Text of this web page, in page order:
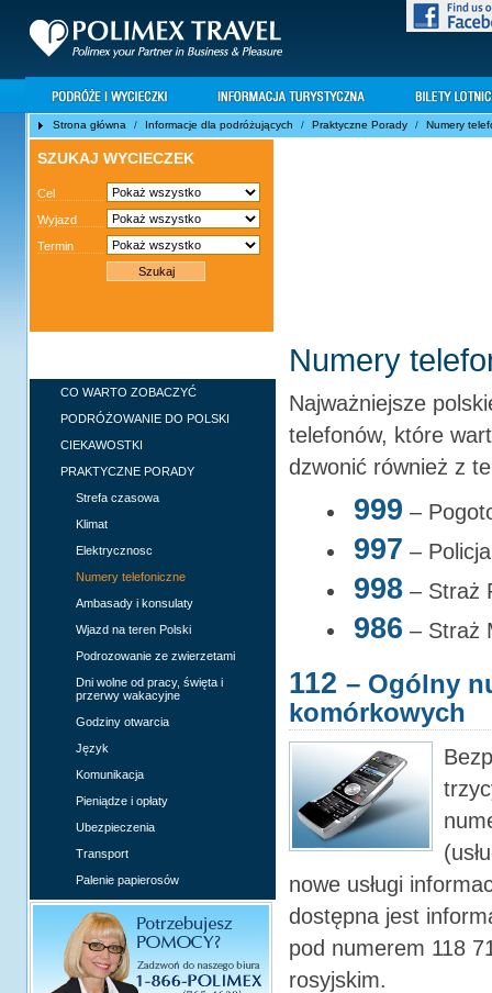
Strona główna / Informacje dla podróżujących / Praktyczne Porady / Numery
SZUKAJ WYCIECZEK
Cel
Wyjazd
Termin
CO WARTO ZOBACZYĆ
PODRÓŻOWANIE DO POLSKI
CIEKAWOSTKI
PRAKTYCZNE PORADY
Strefa czasowa
Klimat
Elektrycznosc
Numery telefoniczne
Ambasady i konsulaty
Wjazd na teren Polski
Podrozowanie ze zwierzetami
Dni wolne od pracy, święta i
przerwy wakacyjne
Godziny otwarcia
Język
Komunikacja
Pieniądze i opłaty
Ubezpieczenia
Transport
Palenie papierosów
Numery
Najważniejsze
telefonów, które
dzwonić również z
999 –
997 – Policja
998 – Straż
986 – Straż
112 – Ogólny
komórkowych
nowe usługi
dostępna jest
pod numerem 118
rosyjskim.